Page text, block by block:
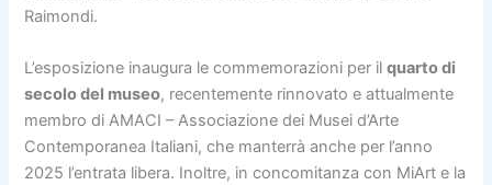
Raimondi.
L’esposizione inaugura le commemorazioni per ilquarto di
secolo del museo, recentemente rinnovato e attualmente
membro di AMACI – Associazione dei Musei d’Arte
Contemporanea Italiani, che manterrà anche per l’anno
2025 l’entrata libera. Inoltre, in concomitanza con MiArt e la